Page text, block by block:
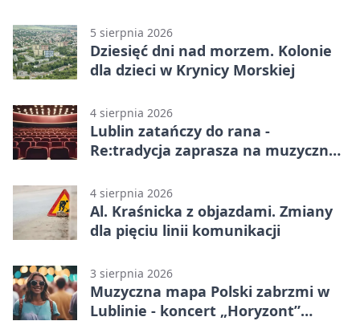
5 sierpnia 2026
Dziesięć dni nad morzem. Kolonie
dla dzieci w Krynicy Morskiej
4 sierpnia 2026
Lublin zatańczy do rana -
Re:tradycja zaprasza na muzyczną
4 sierpnia 2026
Al. Kraśnicka z objazdami. Zmiany
dla pięciu linii komunikacji
3 sierpnia 2026
Muzyczna mapa Polski zabrzmi w
Lublinie - koncert „Horyzont”